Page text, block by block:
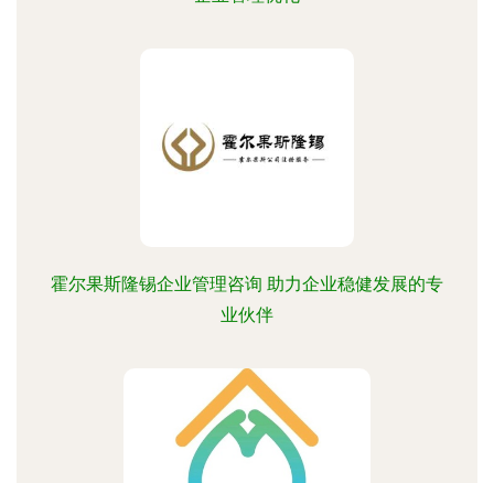
霍尔果斯隆锡企业管理咨询 助力企业稳健发展的专
业伙伴